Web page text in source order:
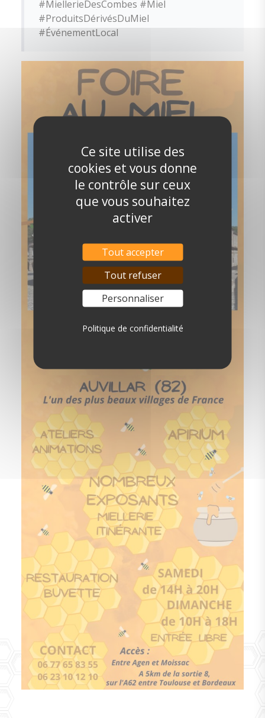
#MiellerieDesCombes #Miel
#ProduitsDérivésDuMiel
#ÉvénementLocal
Ce site utilise des
cookies et vous donne
le contrôle sur ceux
que vous souhaitez
activer
Tout accepter
Tout refuser
Personnaliser
Politique de confidentialité